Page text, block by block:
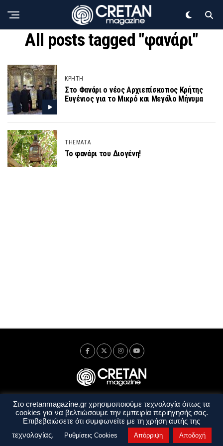
All posts tagged "φανάρι"
ΚΡΗΤΗ
Στο Φανάρι ο νέος Αρχιεπίσκοπος Κρήτης
Ευγένιος για το Μικρό και Μεγάλο Μήνυμα
THEMATA
Το φανάρι του Διογένη!
Ταυτότητα Πολιτική Απορρήτου
Όροι Χρήσης
Όροι και Προϋποθέσεις
Στο cretanmagazine.gr χρησιμοποιούμε τεχνολογία όπως τα
cookies για να βελτιώσουμε την εμπειρία περιήγησής σας.
Επιβεβαιώσετε ότι συμφωνείτε με τη χρήση αυτής της
τεχνολογίας.
Ρυθμίσεις Cookies Απόρριψη Αποδοχή